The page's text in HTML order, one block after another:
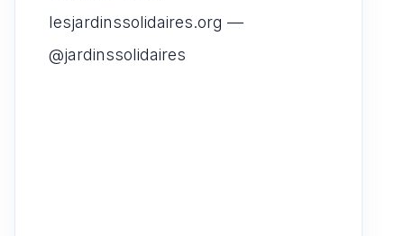
lesjardinssolidaires.org —
@jardinssolidaires